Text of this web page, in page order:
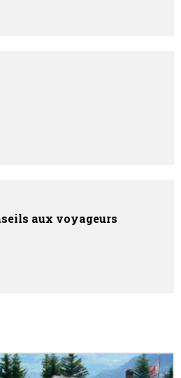
aux voyageurs